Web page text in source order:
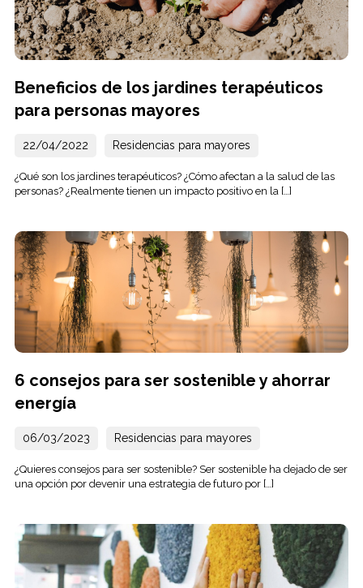
Beneficios de los jardines terapéuticos
para personas mayores
22/04/2022 Residencias para mayores
¿Qué son los jardines terapéuticos? ¿Cómo afectan a la salud de las
personas? ¿Realmente tienen un impacto positivo en la […]
6 consejos para ser sostenible y ahorrar
energía
06/03/2023 Residencias para mayores
¿Quieres consejos para ser sostenible? Ser sostenible ha dejado de ser
una opción por devenir una estrategia de futuro por […]